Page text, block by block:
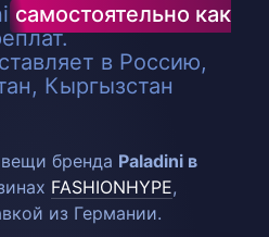
самостоятельно как
в Россию,
Кыргызстан
бренда Paladini в
FASHIONHYPE,
из Германии.